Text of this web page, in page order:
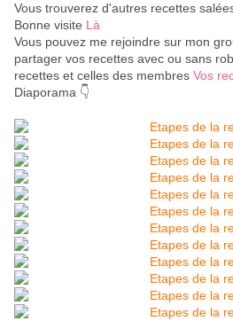
Vous trouverez d'autres recettes
Bonne visite Là
Vous pouvez me rejoindre sur mon
partager vos recettes avec ou sans
recettes et celles des membres Vos
Diaporama 👇